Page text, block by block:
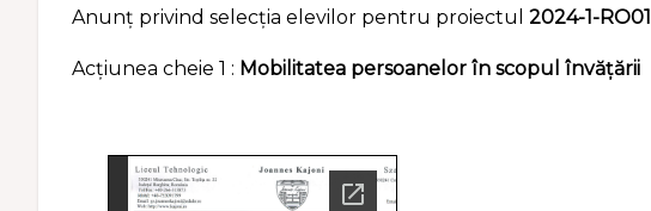
Anunț privind selecția elevilor pentru proiectul 2024-1-
Acțiunea cheie 1 : Mobilitatea persoanelor în scopul învățării